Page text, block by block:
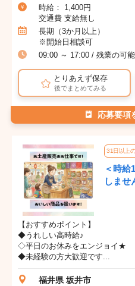
時給： 1,400円
交通費 支給無し
長期（3か月以上）
※開始日相談可
09:00 ～ 17:00 / 残業の可
とりあえず保存
後でまとめてみる
応募要項
31日以上
＜時給
しませ
【おすすめポイント】
◆うれしい高時給♪
◇平日のお休みをエンジョイ★
◆未経験の方大歓迎です...
福井県 坂井市